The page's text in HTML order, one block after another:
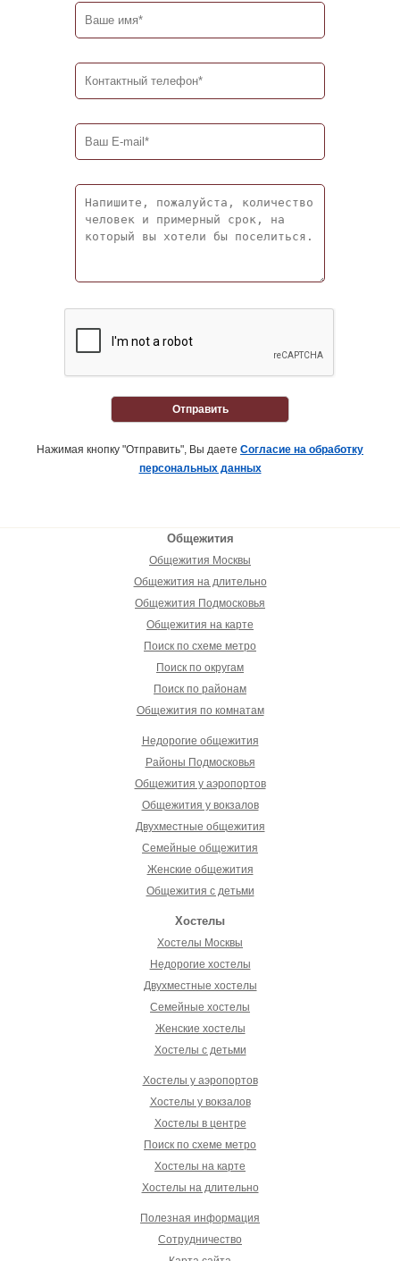
Отправить
Нажимая кнопку "Отправить", Вы даете Согласие на обработку
персональных данных
Общежития
Общежития Москвы
Общежития на длительно
Общежития Подмосковья
Общежития на карте
Поиск по схеме метро
Поиск по округам
Поиск по районам
Общежития по комнатам
Недорогие общежития
Районы Подмосковья
Общежития у аэропортов
Общежития у вокзалов
Двухместные общежития
Семейные общежития
Женские общежития
Общежития с детьми
Хостелы
Хостелы Москвы
Недорогие хостелы
Двухместные хостелы
Семейные хостелы
Женские хостелы
Хостелы с детьми
Хостелы у аэропортов
Хостелы у вокзалов
Хостелы в центре
Поиск по схеме метро
Хостелы на карте
Хостелы на длительно
Полезная информация
Сотрудничество